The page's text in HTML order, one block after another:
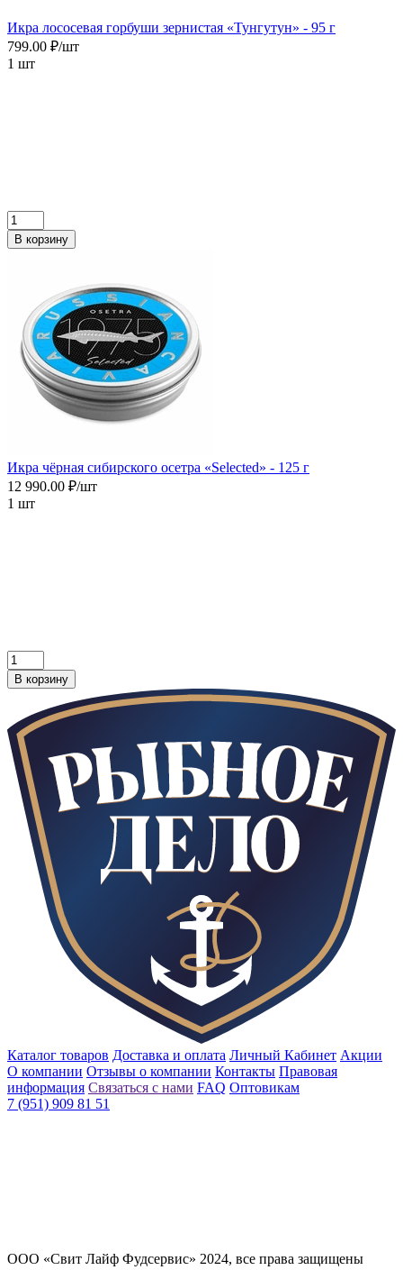
Икра лососевая горбуши зернистая «Тунгутун» - 95 г
799.00 ₽/шт
1 шт
В корзину
Икра чёрная сибирского осетра «Selected» - 125 г
12 990.00 ₽/шт
1 шт
В корзину
Каталог товаров Доставка и оплата Личный Кабинет Акции
О компании Отзывы о компании Контакты Правовая
информация Связаться с нами FAQ Оптовикам
7 (951) 909 81 51
ООО «Свит Лайф Фудсервис» 2024, все права защищены